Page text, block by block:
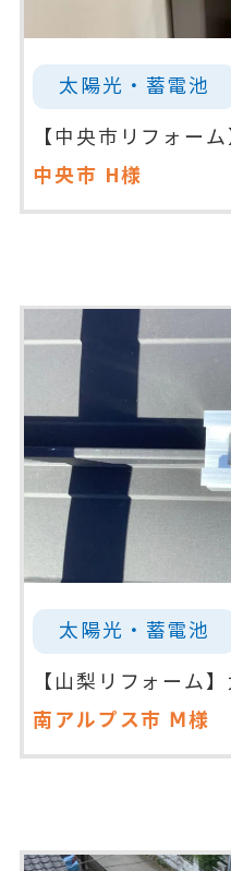
太陽光・蓄電池
【中央市リフォー
中央市 H様
太陽光・蓄電池
【山梨リフォーム
南アルプス市 Ⅿ様